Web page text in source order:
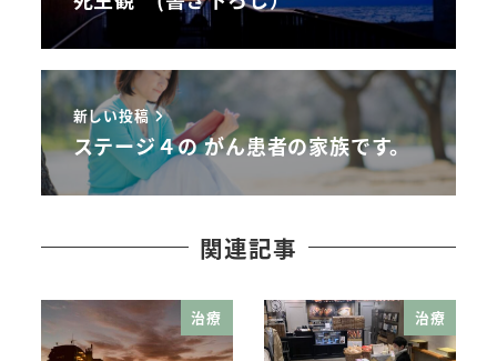
新しい投稿
ステージ４の がん患者の家族です。
関連記事
治療 治療